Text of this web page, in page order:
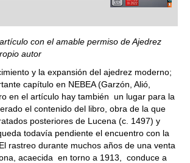
con el amable permiso de Ajedrez
autor
y la expansión del ajedrez moderno;
capítulo en NEBEA (Garzón, Alió,
en el artículo hay también un lugar para la
el contenido del libro, obra de la que
posteriores de Lucena (c. 1497) y
todavía pendiente el encuentro con la
rastreo durante muchos años de una venta
acaecida en torno a 1913, conduce a